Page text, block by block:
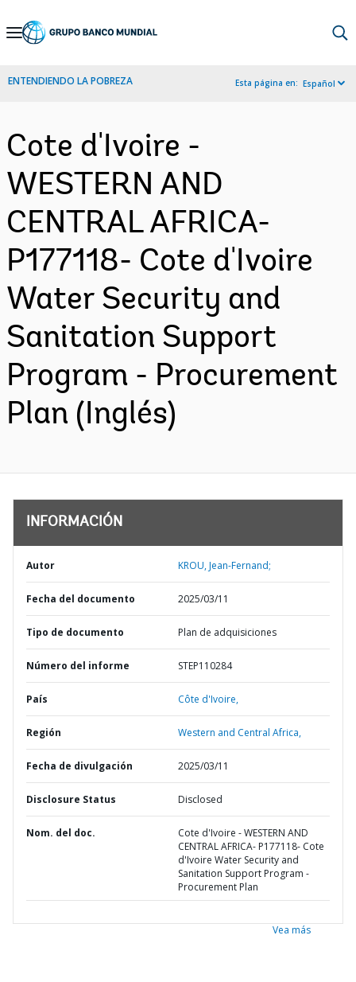
Skip
Navigation
ENTENDIENDO LA POBREZA Esta página en: Español
Cote d'Ivoire -
WESTERN AND
CENTRAL AFRICA-
P177118- Cote d'Ivoire
Water Security and
Sanitation Support
Program - Procurement
Plan (Inglés)
INFORMACIÓN
Autor KROU, Jean-Fernand;
Fecha del documento 2025/03/11
Tipo de documento Plan de adquisiciones
Número del informe STEP110284
País Côte d'Ivoire,
Región Western and Central Africa,
Fecha de divulgación 2025/03/11
Disclosure Status Disclosed
Nom. del doc.
Cote d'Ivoire - WESTERN AND
CENTRAL AFRICA- P177118- Cote
d'Ivoire Water Security and
Sanitation Support Program -
Procurement Plan
Vea más